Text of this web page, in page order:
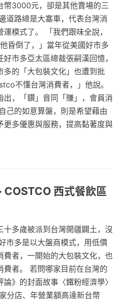
幣3000元，卻是其他賣場的三
道路總是大塞車，代表台灣消
模式了。 「我們跟味全說，
昏倒了，」當年從美國好市多
市多亞太區總裁張嗣漢回憶，
多的「大包裝文化」也遭到批
不懂台灣消費者，」他說。
，「鑽」音同「賺」，會員消
己的如意算盤，則是希望藉由
更多優惠與服務，提高黏著度與
COSTCO 西式餐飲區
十多歲被派到台灣開疆闢土，沒
市多是以大盤商模式，用低價
費者，一開始的大包裝文化，也
費者。 若問哪家目前在台灣的
》的封面故事〈鐵粉經濟學〉
分店、年營業額高達新台幣